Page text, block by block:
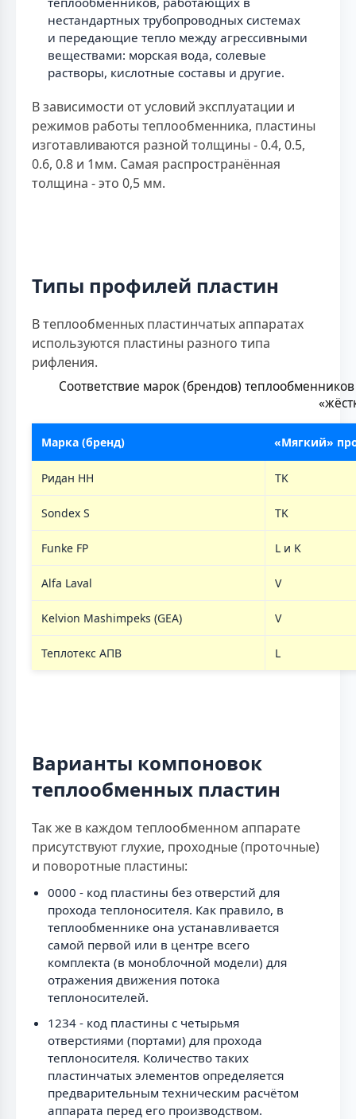
нестандартных трубопроводных системах
и передающие тепло между агрессивными
веществами: морская вода, солевые
растворы, кислотные составы и другие.
В зависимости от условий эксплуатации и
режимов работы теплообменника, пластины
изготавливаются разной толщины - 0.4, 0.5,
0.6, 0.8 и 1мм. Самая распространённая
толщина - это 0,5 мм.
Типы профилей пластин
В теплообменных пластинчатых аппаратах
используются пластины разного типа
рифления.
Соответствие марок (брендов)
Марка (бренд) «Мягкий»
Ридан НН TK
Sondex S TK
Funke FP L и K
Alfa Laval V
Kelvion Mashimpeks (GEA) V
Теплотекс АПВ L
Варианты компоновок
теплообменных пластин
Так же в каждом теплообменном аппарате
присутствуют глухие, проходные (проточные)
и поворотные пластины:
0000 - код пластины без отверстий для
прохода теплоносителя. Как правило, в
теплообменнике она устанавливается
самой первой или в центре всего
комплекта (в моноблочной модели) для
отражения движения потока
теплоносителей.
1234 - код пластины с четырьмя
отверстиями (портами) для прохода
теплоносителя. Количество таких
пластинчатых элементов определяется
предварительным техническим расчётом
аппарата перед его производством.